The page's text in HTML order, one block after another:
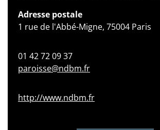
Adresse postale
1 rue de l'Abbé-Migne, 75004 Paris
01 42 72 09 37
paroisse@ndbm.fr
http://www.ndbm.fr